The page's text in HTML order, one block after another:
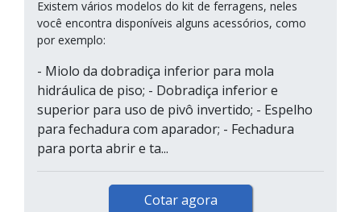
Existem vários modelos do kit de ferragens, neles
você encontra disponíveis alguns acessórios, como
por exemplo:
- Miolo da dobradiça inferior para mola
hidráulica de piso; - Dobradiça inferior e
superior para uso de pivô invertido; - Espelho
para fechadura com aparador; - Fechadura
para porta abrir e ta...
Cotar agora